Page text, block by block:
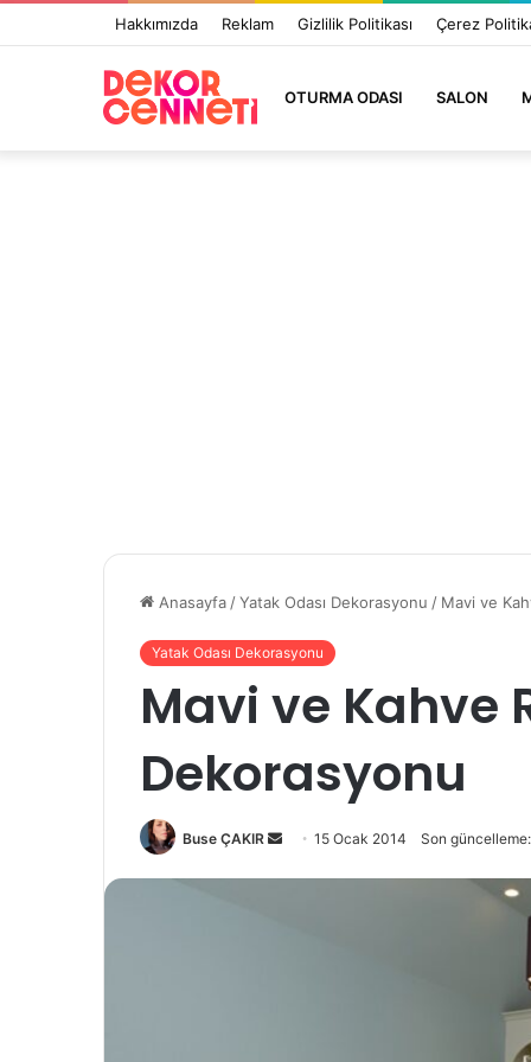
Hakkımızda Reklam Gizlilik Politikası Çerez
OTURMA ODASI SALON
Anasayfa /Yatak Odası Dekorasyonu / Mavi ve
Yatak Odası Dekorasyonu
Mavi ve Kahve
Dekorasyonu
Buse ÇAKIR 15 Ocak 2014 Son